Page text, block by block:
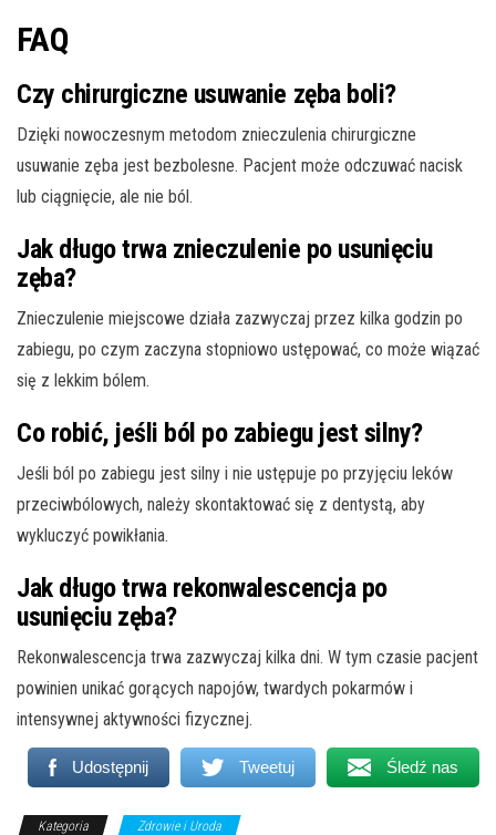
FAQ
Czy chirurgiczne usuwanie zęba boli?
Dzięki nowoczesnym metodom znieczulenia chirurgiczne
usuwanie zęba jest bezbolesne. Pacjent może odczuwać nacisk
lub ciągnięcie, ale nie ból.
Jak długo trwa znieczulenie po usunięciu
zęba?
Znieczulenie miejscowe działa zazwyczaj przez kilka godzin po
zabiegu, po czym zaczyna stopniowo ustępować, co może wiązać
się z lekkim bólem.
Co robić, jeśli ból po zabiegu jest silny?
Jeśli ból po zabiegu jest silny i nie ustępuje po przyjęciu leków
przeciwbólowych, należy skontaktować się z dentystą, aby
wykluczyć powikłania.
Jak długo trwa rekonwalescencja po
usunięciu zęba?
Rekonwalescencja trwa zazwyczaj kilka dni. W tym czasie pacjent
powinien unikać gorących napojów, twardych pokarmów i
intensywnej aktywności fizycznej.
Udostępnij Tweetuj Śledź nas
Kategoria Zdrowie i Uroda